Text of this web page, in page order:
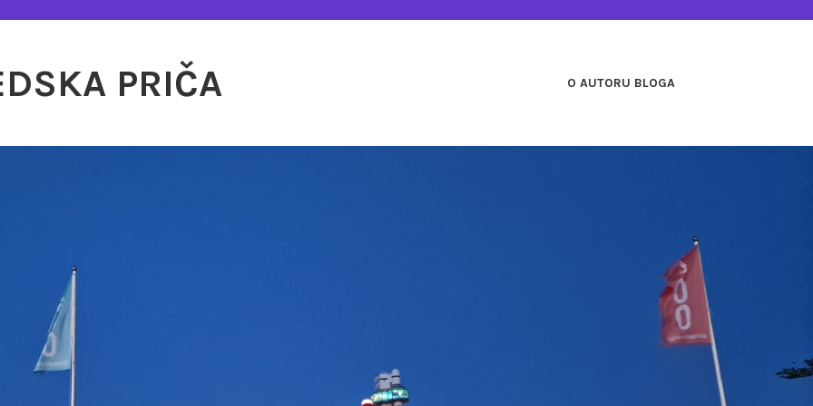
PRIČA O AUTORU BLOGA